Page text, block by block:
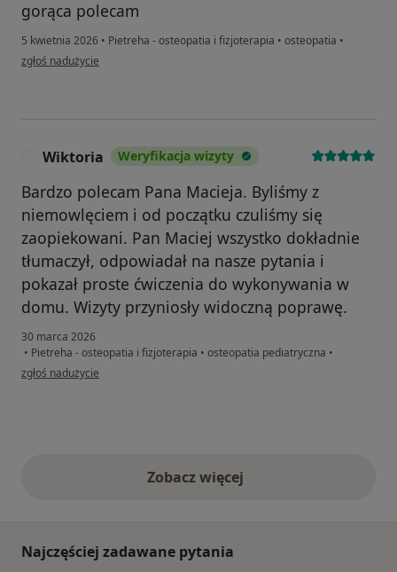
gorąca polecam
5 kwietnia 2026 • Pietreha - osteopatia i fizjoterapia • osteopatia •
w opinii użytkownika Nikola
zgłoś nadużycie
Wiktoria Weryfikacja wizyty
Bardzo polecam Pana Macieja. Byliśmy z
niemowlęciem i od początku czuliśmy się
zaopiekowani. Pan Maciej wszystko dokładnie
tłumaczył, odpowiadał na nasze pytania i
pokazał proste ćwiczenia do wykonywania w
domu. Wizyty przyniosły widoczną poprawę.
30 marca 2026
• Pietreha - osteopatia i fizjoterapia • osteopatia pediatryczna •
w opinii użytkownika Wiktoria
zgłoś nadużycie
Zobacz więcejopinie powyżej
Najczęściej zadawane pytania